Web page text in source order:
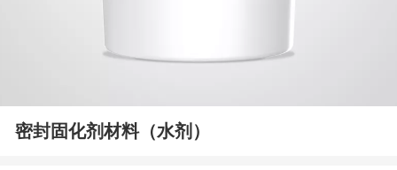
密封固化剂材料（水剂）